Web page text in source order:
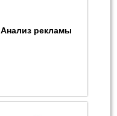
Анализ рекламы